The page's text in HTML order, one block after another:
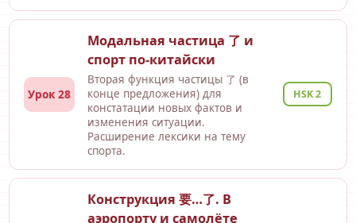
Урок 28
Модальная частица 了 и
спорт по-китайски
Вторая функция частицы 了 (в
конце предложения) для
констатации новых фактов и
изменения ситуации.
Расширение лексики на тему
спорта.
HSK 2
Конструкция 要…了. В
аэропорту и самолёте